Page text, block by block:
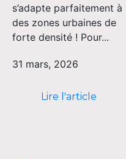
s’adapte parfaitement à
des zones urbaines de
forte densité ! Pour...
31 mars, 2026
Lire l'article